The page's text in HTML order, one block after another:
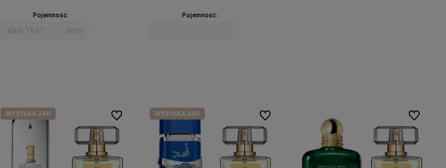
Pojemność:
10ml TESTER 50ml
Pojemność:
WYSYŁKA 24H Do ulubionychWYSYŁKA 24H Do ulubionych Do